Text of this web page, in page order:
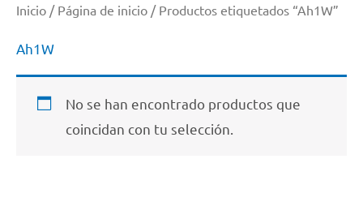
Inicio / Página de inicio / Productos etiquetados “Ah1W”
Ah1W
No se han encontrado productos que
coincidan con tu selección.